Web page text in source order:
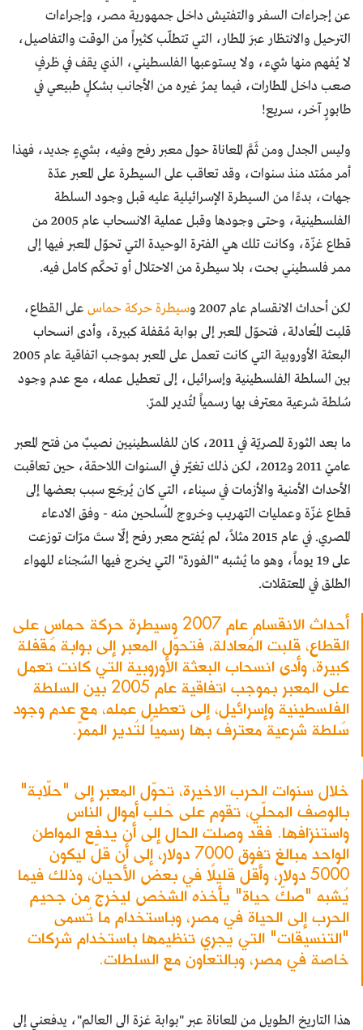
عن إجراءات السفر والتفتيش داخل جمهورية مصر، وإجراءات
الترحيل والانتظار عبرَ المطار، التي تتطلّب كثيراً من الوقت والتفاصيل،
لا يُفهم منها شيء، ولا يستوعبها الفلسطيني، الذي يقف في ظرفٍ
صعب داخل المطارات، فيما يمرُ غيره من الأجانب بشكلٍ طبيعي في
طابورٍ آخر، سريع!
وليس الجدل ومن ثَمَّ المعاناة حول معبر رفح وفيه، بشيءٍ جديد، فهذا
أمر ممُتد منذ سنوات، وقد تعاقب على السيطرة على المعبر عدّة
جهات، بدءًا من السيطرة الإسرائيلية عليه قبل وجود السلطة
الفلسطينية، وحتى وجودها وقبل عملية الانسحاب عام 2005 من
قطاع غزّة، وكانت تلك هي الفترة الوحيدة التي تحوّل المعبر فيها إلى
ممر فلسطيني بحت، بلا سيطرة من الاحتلال أو تحكّم كامل فيه.
لكن أحداث الانقسام عام 2007 و سيطرة حركة حماس على القطاع،
قلبت المُعادلة، فتحوّل المعبر إلى بوابة مُقفلة كبيرة، وأدى انسحاب
البعثة الأوروبية التي كانت تعمل على المعبر بموجب اتفاقية عام 2005
بين السلطة الفلسطينية وإسرائيل، إلى تعطيل عمله، مع عدم وجود
سُلطة شرعية معترف بها رسمياً لتُدير الممرّ.
ما بعد الثورة المصريّة في 2011، كان للفلسطينيين نصيبٌ من فتح المعبر
عاميْ 2011 و2012، لكن ذلك تغيّر في السنوات اللاحقة، حين تعاقبت
الأحداث الأمنية والأزمات في سيناء، التي كان يُرجَع سبب بعضها إلى
قطاع غزّة وعمليات التهريب وخروج المُسلحين منه - وفق الادعاء
المصري. في عام 2015 مثلاً، لم يُفتح معبر رفح إلّا ستَ مرّات توزعت
على 19 يوماً، وهو ما يُشبه "الفورة" التي يخرج فيها السُجناء للهواء
الطلق في المعتقلات.
أحداث الانقسام عام 2007 وسيطرة حركة حماس على
القطاع، قلبت المُعادلة، فتحوّل المعبر إلى بوابة مُقفلة
كبيرة، وأدى انسحاب البعثة الأوروبية التي كانت تعمل
على المعبر بموجب اتفاقية عام 2005 بين السلطة
الفلسطينية وإسرائيل، إلى تعطيل عمله، مع عدم وجود
سُلطة شرعية معترف بها رسمياً لتُدير الممرّ.
خلال سنوات الحرب الاخيرة، تحوّل المعبر إلى "حلّابة"
بالوصف المحلّي، تقوم على حَلب أموال الناس
واستنزافها. فقد وصلت الحال إلى أن يدفع المواطن
الواحد مبالغ تفوق 7000 دولار، إلى أن قلّ ليكون
5000 دولار، وأقل قليلًا في بعض الأحيان، وذلك فيما
يُشبه "صكّ حياة" يأخذه الشخص ليخرج من جحيم
الحرب إلى الحياة في مصر، وباستخدام ما تُسمى
"التنسيقات" التي يجري تنظيمها باستخدام شركات
خاصة في مصر، وبالتعاون مع السلطات.
هذا التاريخ الطويل من المعاناة عبر "بوابة غزة الى العالم"، يدفعني إلى